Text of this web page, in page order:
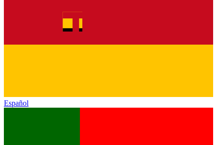
Español